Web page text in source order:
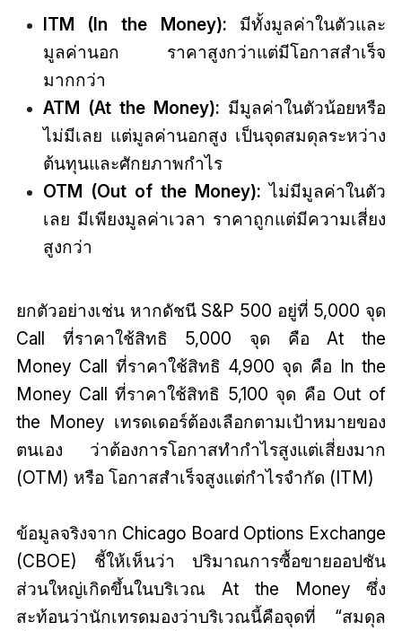
ITM (In the Money): มีทั้งมูลค่าในตัวและ
มูลค่านอก ราคาสูงกว่าแต่มีโอกาสสำเร็จ
มากกว่า
ATM (At the Money): มีมูลค่าในตัวน้อยหรือ
ไม่มีเลย แต่มูลค่านอกสูง เป็นจุดสมดุลระหว่าง
ต้นทุนและศักยภาพกำไร
OTM (Out of the Money): ไม่มีมูลค่าในตัว
เลย มีเพียงมูลค่าเวลา ราคาถูกแต่มีความเสี่ยง
สูงกว่า
ยกตัวอย่างเช่น หากดัชนี S&P 500 อยู่ที่ 5,000 จุด
Call ที่ราคาใช้สิทธิ 5,000 จุด คือ At the
Money Call ที่ราคาใช้สิทธิ 4,900 จุด คือ In the
Money Call ที่ราคาใช้สิทธิ 5,100 จุด คือ Out of
the Money เทรดเดอร์ต้องเลือกตามเป้าหมายของ
ตนเอง ว่าต้องการโอกาสทำกำไรสูงแต่เสี่ยงมาก
(OTM) หรือ โอกาสสำเร็จสูงแต่กำไรจำกัด (ITM)
ข้อมูลจริงจาก Chicago Board Options Exchange
(CBOE) ชี้ให้เห็นว่า ปริมาณการซื้อขายออปชัน
ส่วนใหญ่เกิดขึ้นในบริเวณ At the Money ซึ่ง
สะท้อนว่านักเทรดมองว่าบริเวณนี้คือจุดที่ “สมดุล